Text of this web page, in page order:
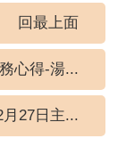
回最上面
心得-湯...
月27日主...